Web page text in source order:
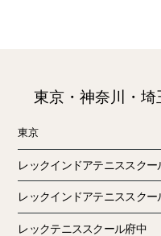
東京・神奈川・
東京
レックインドアテニススクー
レックインドアテニススクー
レックテニススクール府中